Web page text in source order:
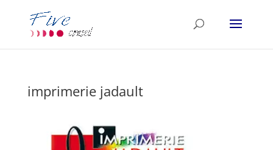
imprimerie jadault